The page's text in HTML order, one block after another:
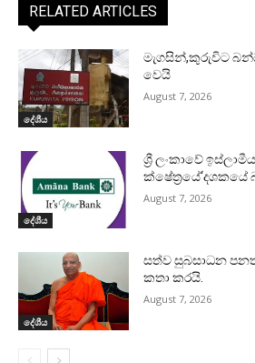
RELATED ARTICLES
දේශීය
මැගසින්,කුරුවිට
වෙයි
August 7, 2026
දේශීය
ශ්‍රී ලංකාවේ
ක්ෂේත්‍රයේ‘දශකයේ
August 7, 2026
දේශීය
සත්ව සුබසාධන
කතා කරයි.
August 7, 2026